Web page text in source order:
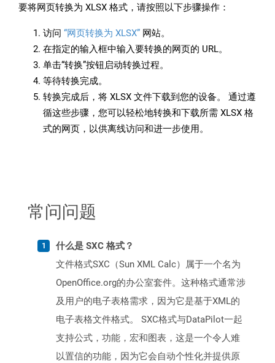
要将网页转换为 XLSX 格式，请按照以下步骤操作：
访问 “网页转换为 XLSX” 网站。
在指定的输入框中输入要转换的网页的 URL。
单击“转换”按钮启动转换过程。
等待转换完成。
转换完成后，将 XLSX 文件下载到您的设备。 通过遵
循这些步骤，您可以轻松地转换和下载所需 XLSX 格
式的网页，以供离线访问和进一步使用。
常问问题
什么是 SXC 格式？
文件格式SXC（Sun XML Calc）属于一个名为
OpenOffice.org的办公室套件。这种格式通常涉
及用户的电子表格需求，因为它是基于XML的
电子表格文件格式。 SXC格式与DataPilot一起
支持公式，功能，宏和图表，这是一个令人难
以置信的功能，因为它会自动个性化并提供原